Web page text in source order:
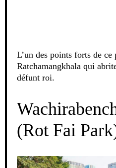
L’un des points forts de
Ratchamangkhala qui
défunt roi.
(Rot Fai